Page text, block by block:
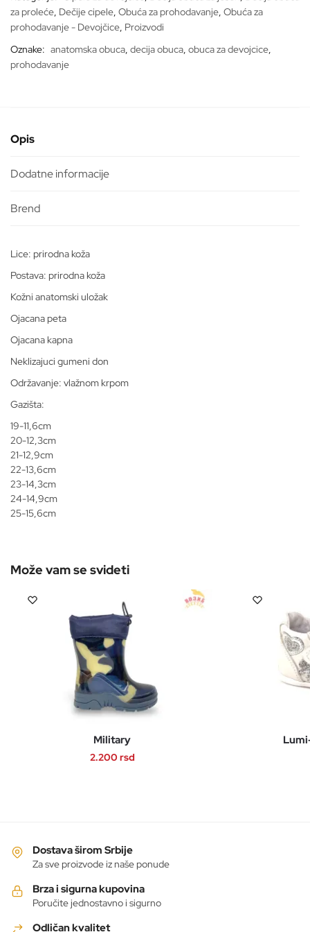
za proleće, Dečije cipele, Obuća za prohodavanje, Obuća za
prohodavanje - Devojčice, Proizvodi
Oznake: anatomska obuca, decija obuca, obuca za devojcice,
prohodavanje
Opis
Dodatne informacije
Lice: prirodna koža
Postava: prirodna koža
Kožni anatomski uložak
Ojacana peta
Ojacana kapna
Neklizajuci gumeni don
Održavanje: vlažnom krpom
Gazišta:
19-11,6cm
20-12,3cm
21-12,9cm
22-13,6cm
23-14,3cm
24-14,9cm
25-15,6cm
Military
2.200 rsd
varijanti.
Opcije
biti
Dostava širom Srbije
Za sve proizvode iz naše ponude
Brza i sigurna kupovina
Poručite jednostavno i sigurno
Odličan kvalitet